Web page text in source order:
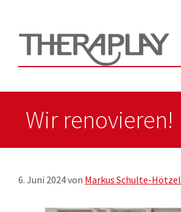
springen
Wir renovieren!
6. Juni 2024von Markus Schulte-Hötzel